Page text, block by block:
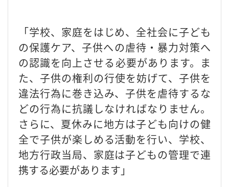
「学校、家庭をはじめ、全社会に子ども
の保護ケア、子供への虐待・暴力対策へ
の認識を向上させる必要があります。ま
た、子供の権利の行使を妨げて、子供を
違法行為に巻き込み、子供を虐待するな
どの行為に抗議しなければなりません。
さらに、夏休みに地方は子ども向けの健
全で子供が楽しめる活動を行い、学校、
地方行政当局、家庭は子どもの管理で連
携する必要があります」